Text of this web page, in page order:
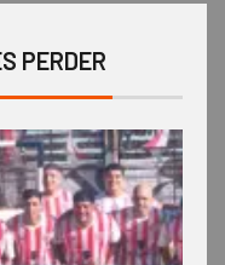
PERDER